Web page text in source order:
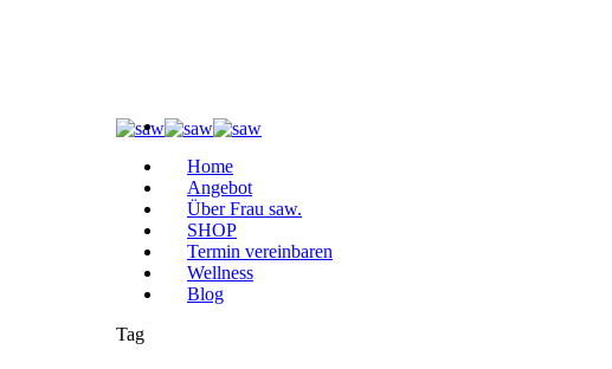
Home
Angebot
Über Frau saw.
SHOP
Termin vereinbaren
Wellness
Blog
Tag